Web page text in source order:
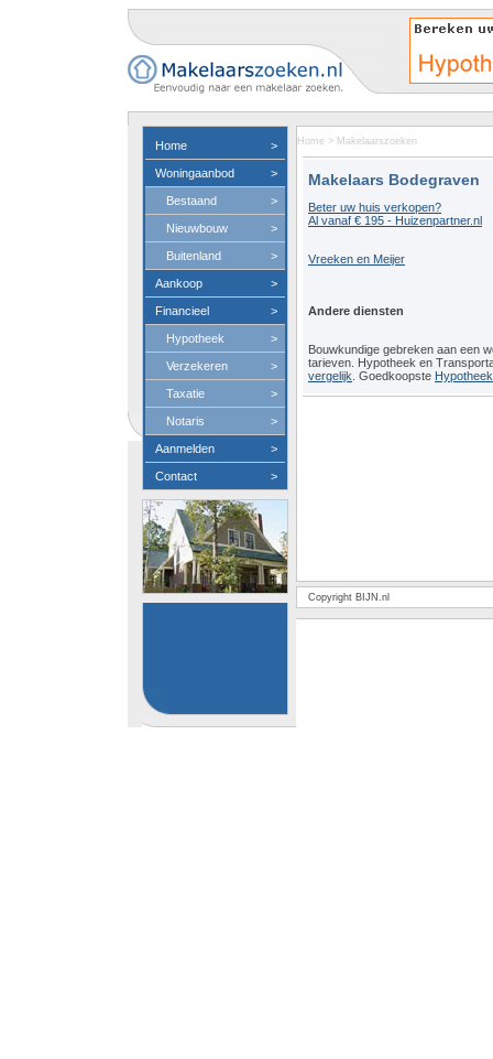
Home >
Woningaanbod >
Bestaand >
Nieuwbouw >
Buitenland >
Aankoop >
Financieel >
Hypotheek >
Verzekeren >
Taxatie >
Notaris >
Aanmelden >
Contact >
Home > Makelaarszoeken
Makelaars Bodegraven
Beter uw huis verkopen?
Al vanaf € 195 - Huizenpartner.nl
Vreeken en Meijer
Andere diensten
Bouwkundige gebreken aan een
tarieven. Hypotheek en
vergelijk . Goedkoopste
Copyright BIJN.nl